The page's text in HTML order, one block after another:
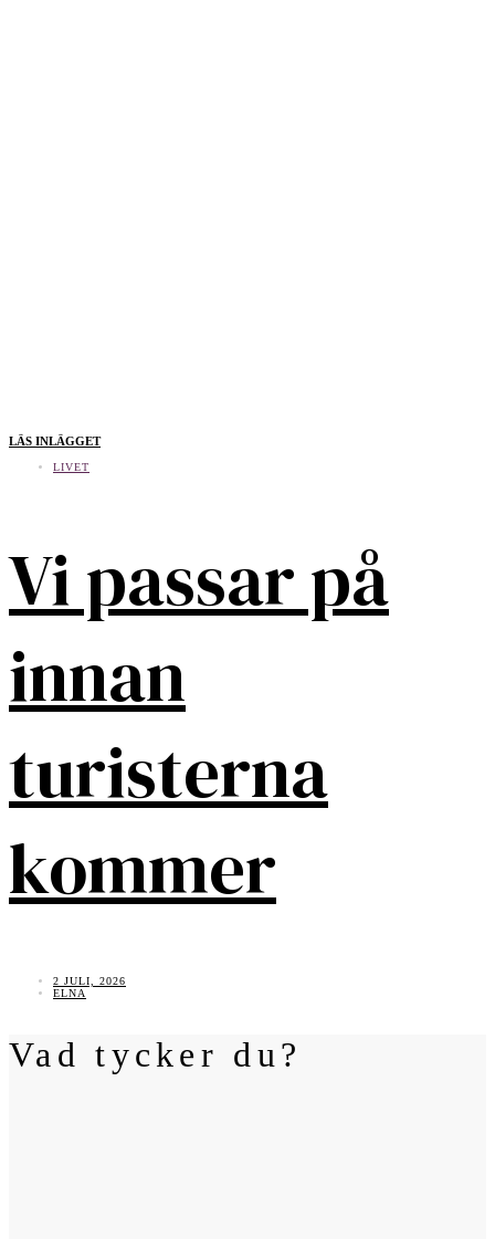
LÄS INLÄGGET
LIVET
Vi passar på
innan
turisterna
kommer
2 JULI, 2026
ELNA
Vad tycker du?